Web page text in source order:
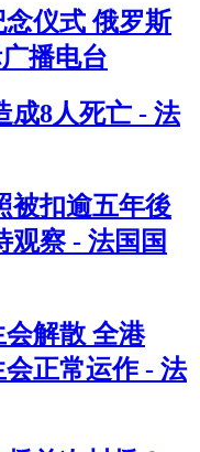
仪式 俄罗斯
播电台
成8人死亡 - 法
被扣逾五年後
观察 - 法国国
会解散 全港
会正常运作 - 法